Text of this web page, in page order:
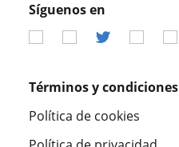
Síguenos en
Términos y condiciones
Política de cookies